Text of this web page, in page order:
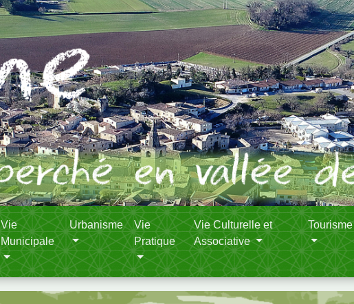
Vie
Municipale
Urbanisme
Vie
Pratique
Vie Culturelle et
Associative
Tourisme